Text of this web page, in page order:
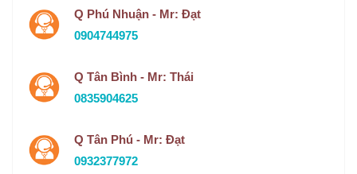
Q Phú Nhuận - Mr: Đạt
0904744975
Q Tân Bình - Mr: Thái
0835904625
Q Tân Phú - Mr: Đạt
0932377972